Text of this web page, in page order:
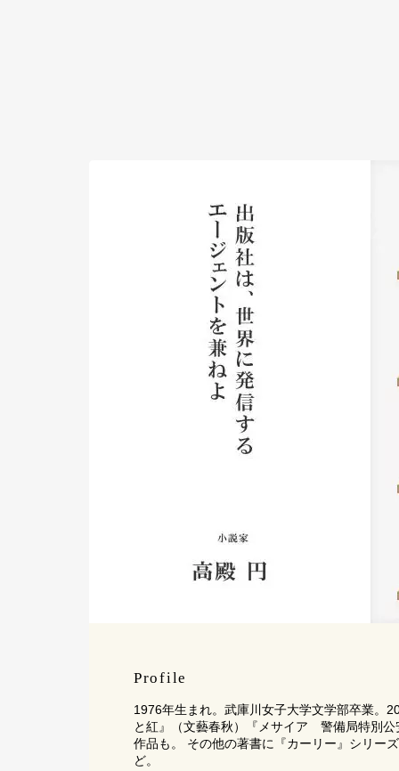
Profile
1976年生まれ。武庫川女子大学文学部卒業。
と紅』（文藝春秋）『メサイア 警備局特別
作品も。 その他の著書に『カーリー』シリー
ど。